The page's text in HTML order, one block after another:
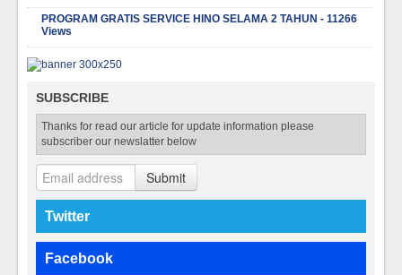
PROGRAM GRATIS SERVICE HINO SELAMA 2 TAHUN - 11266
Views
SUBSCRIBE
Thanks for read our article for update information please
subscriber our newslatter below
Submit
Twitter
Facebook